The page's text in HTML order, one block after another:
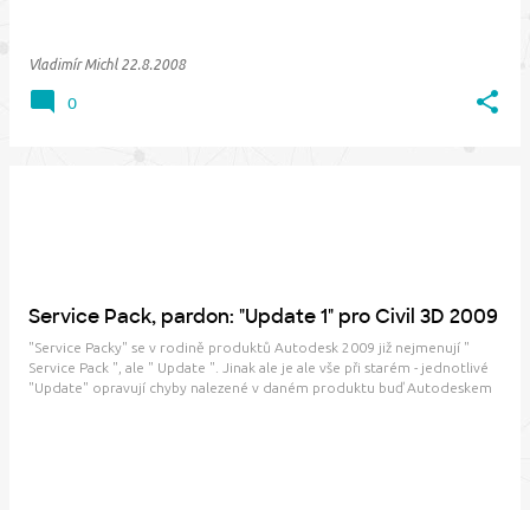
Vladimír Michl 22.8.2008
0
Service Pack, pardon: "Update 1" pro Civil 3D 2009
"Service Packy" se v rodině produktů Autodesk 2009 již nejmenují "
Service Pack ", ale " Update ". Jinak ale je ale vše při starém - jednotlivé
"Update" opravují chyby nalezené v daném produktu buď Autodeskem